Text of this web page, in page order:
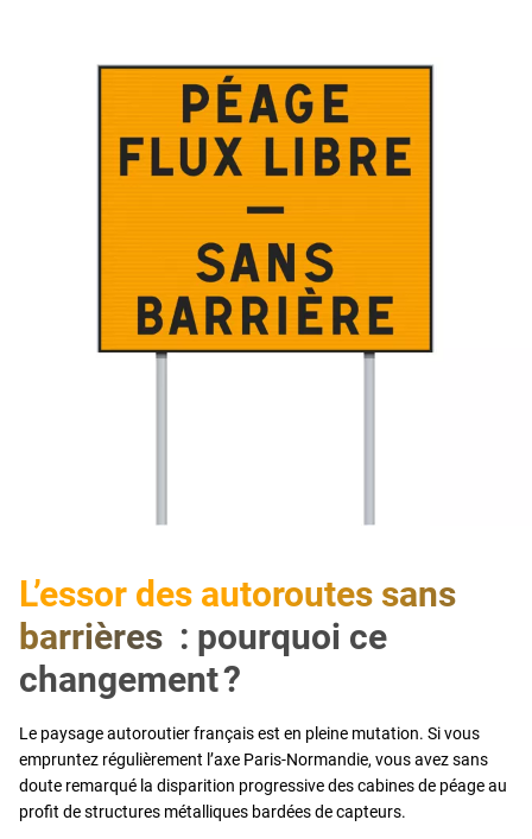
L’essor des autoroutes sans
barrières : pourquoi ce
changement ?
Le paysage autoroutier français est en pleine mutation. Si vous
empruntez régulièrement l’axe Paris-Normandie, vous avez sans
doute remarqué la disparition progressive des cabines de péage au
profit de structures métalliques bardées de capteurs.